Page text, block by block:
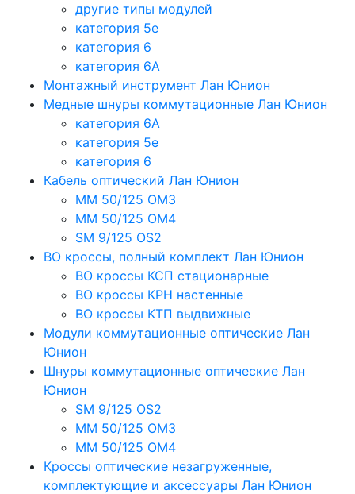
другие типы модулей
категория 5е
категория 6
категория 6A
Монтажный инструмент Лан Юнион
Медные шнуры коммутационные Лан Юнион
категория 6A
категория 5e
категория 6
Кабель оптический Лан Юнион
MM 50/125 OM3
MM 50/125 OM4
SM 9/125 OS2
ВО кроссы, полный комплект Лан Юнион
ВО кроссы КСП стационарные
ВО кроссы КРН настенные
ВО кроссы КТП выдвижные
Модули коммутационные оптические Лан
Юнион
Шнуры коммутационные оптические Лан
Юнион
SM 9/125 OS2
MM 50/125 OM3
MM 50/125 OM4
Кроссы оптические незагруженные,
комплектующие и аксессуары Лан Юнион